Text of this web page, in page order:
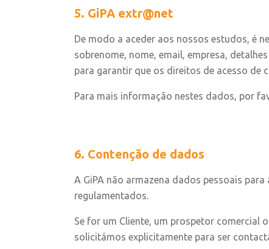
5. GiPA extr@net
De modo a aceder aos nossos estudos, é
sobrenome, nome, email, empresa,
para garantir que os direitos de acesso de
Para mais informação nestes dados, por
6. Contenção de dados
A GiPA não armazena dados pessoais
regulamentados.
Se for um Cliente, um prospetor comercial
solicitámos explicitamente para ser